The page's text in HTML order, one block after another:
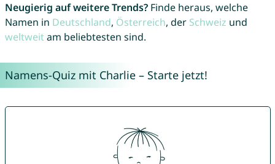
Neugierig auf weitere Trends?Finde heraus, welche
Namen in Deutschland, Österreich, der Schweiz und
weltweitam beliebtesten sind.
Namens-Quiz mit Charlie – Starte jetzt!